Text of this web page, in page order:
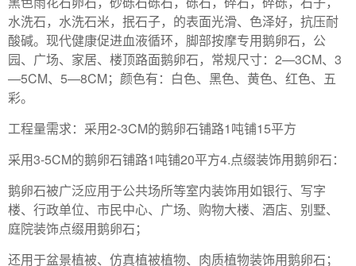
水洗石，水洗石米，抿石子，的表面光滑、色泽好，抗压耐
酸碱。现代健康促进血液循环，脚部按摩专用鹅卵石，公
园、广场、家居、楼顶路面鹅卵石，常规尺寸：2—3CM、3
—5CM、5—8CM；颜色有：白色、黑色、黄色、红色、五
彩。
工程量需求：采用2-3CM的鹅卵石铺路1吨铺15平方
采用3-5CM的鹅卵石铺路1吨铺20平方4.点缀装饰用鹅卵石：
鹅卵石被广泛应用于公共场所等室内装饰用如银行、写字
楼、行政单位、市民中心、广场、购物大楼、酒店、别墅、
庭院装饰点缀用鹅卵石；
还用于盆景植被、仿真植被植物、肉质植物装饰用鹅卵石；